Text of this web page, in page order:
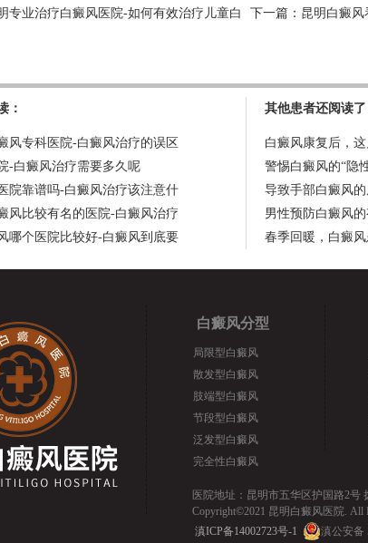
专业治疗白癜风医院-如何有效治疗儿童白
下一篇： 昆明白癜
：
风专科医院-白癜风治疗的误区
-白癜风治疗需要多久呢
院靠谱吗-白癜风治疗该注意什
风比较有名的医院-白癜风治疗
哪个医院比较好-白癜风到底要
其他患者还阅读了
白癜风康复后，
警惕白癜风的“隐
导致手部白癜风
男性预防白癜风
春季回暖，白癜
白癜风分型
局限型白癜风
散发型白癜风
肢端型白癜风
节段型白癜风
泛发型白癜风
完全性白癜风
医院地址：昆明市五华区护国路2号
Copyright©2021 昆明白癜风医院. All
滇ICP备14002723号-1
滇公安备